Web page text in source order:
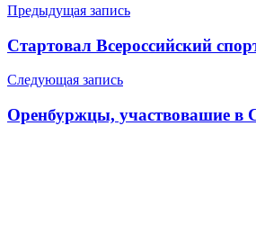
Навигация
по
записям
Предыдущая запись
Стартовал Всероссийский
Следующая запись
Оренбуржцы, участвовашие в